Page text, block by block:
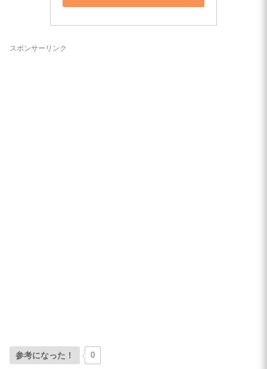
スポンサーリンク
参考になった！ 0